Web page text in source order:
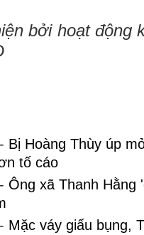
bởi hoạt động
- Bị Hoàng Thùy úp
tố cáo
- Ông xã Thanh Hằng
- Mặc váy giấu bụng,